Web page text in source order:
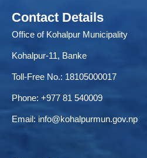
Contact Details
Office of Kohalpur Municipality
Kohalpur-11, Banke
Toll-Free No.: 18105000017
Phone: +977 81 540009
Email: info@kohalpurmun.gov.np